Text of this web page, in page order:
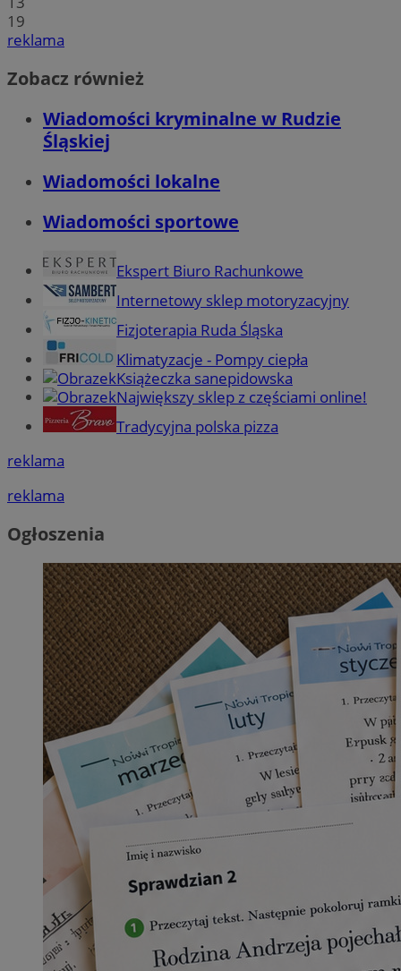
19
reklama
Zobacz również
Wiadomości kryminalne w Rudzie
Śląskiej
Wiadomości lokalne
Wiadomości sportowe
Ekspert Biuro Rachunkowe
Internetowy sklep motoryzacyjny
Fizjoterapia Ruda Śląska
Klimatyzacje - Pompy ciepła
Książeczka sanepidowska
Największy sklep z częściami online!
Tradycyjna polska pizza
reklama
reklama
Ogłoszenia